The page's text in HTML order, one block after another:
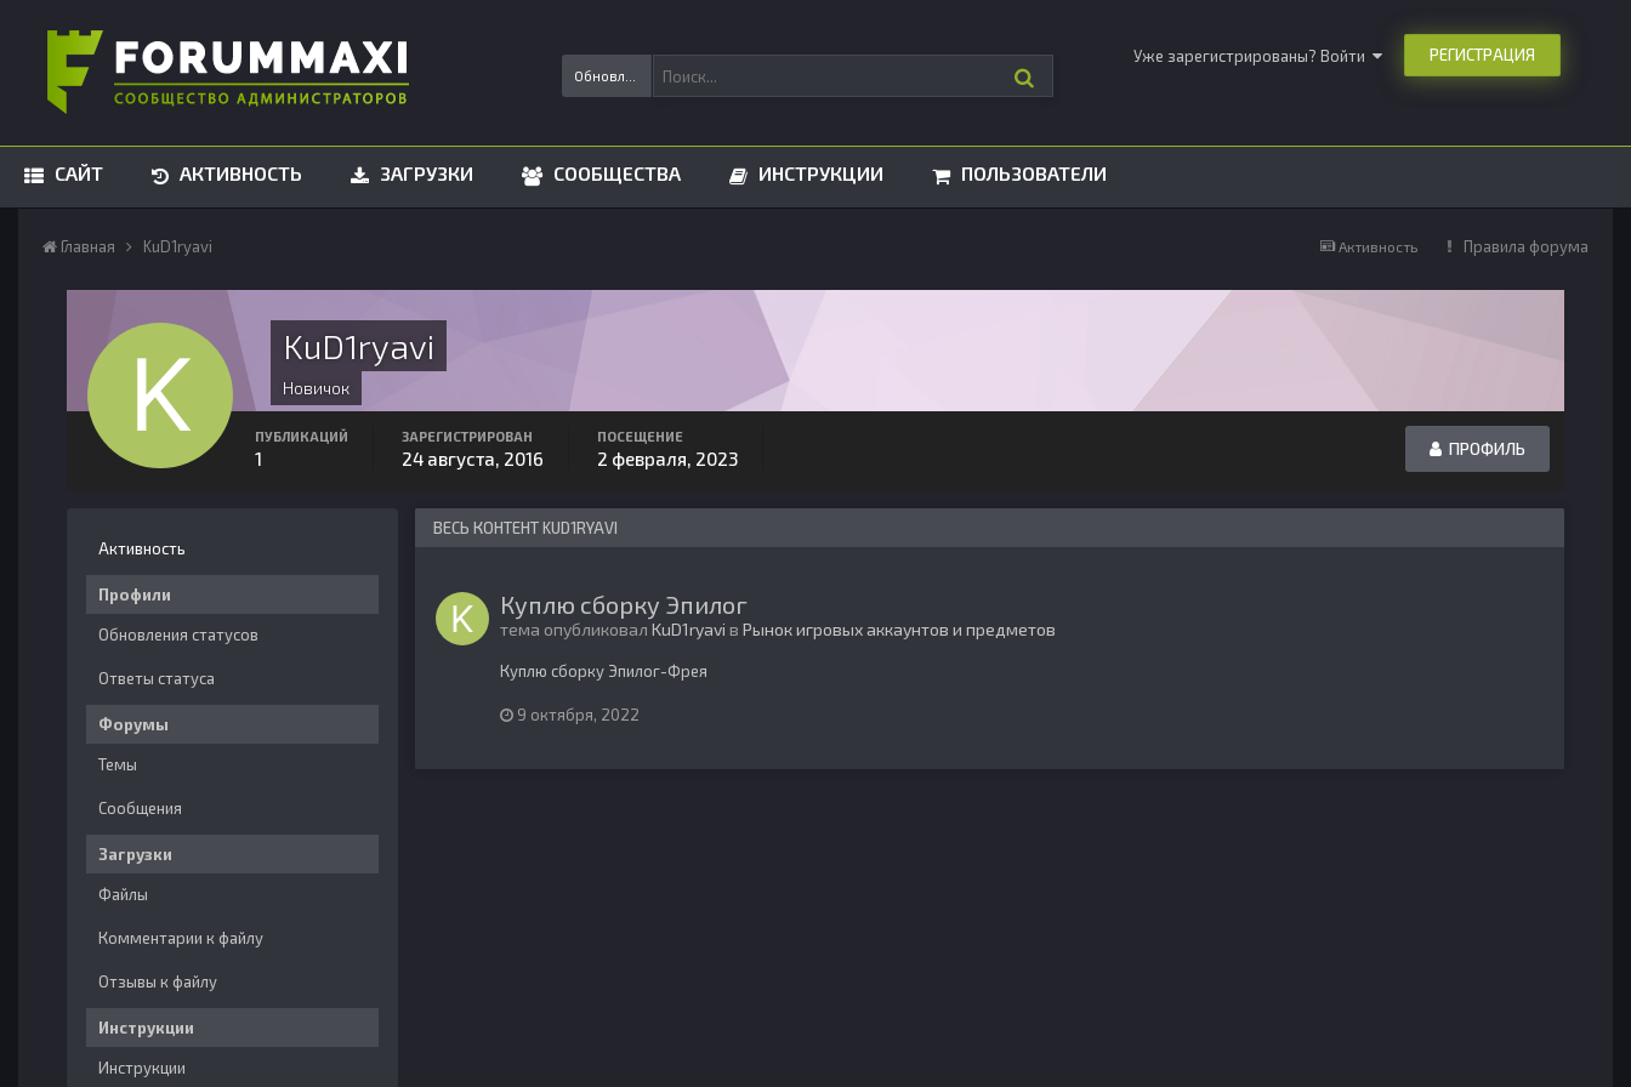
Уже зарегистрированы? Войти РЕГИСТРАЦИЯ
САЙТ АКТИВНОСТЬ ЗАГРУЗКИ СООБЩЕСТВА ИНСТРУКЦИИ ПОЛЬЗОВАТЕЛИ
Активность Правила форума
Главная KuD1ryavi
KuD1ryavi
Новичок
ПРОФИЛЬ
ПУБЛИКАЦИЙ
1
ЗАРЕГИСТРИРОВАН
24 августа, 2016
ПОСЕЩЕНИЕ
2 февраля, 2023
Активность
Профили
Обновления статусов
Ответы статуса
Форумы
Темы
Сообщения
Загрузки
Файлы
Комментарии к файлу
Отзывы к файлу
Инструкции
Инструкции
ВЕСЬ КОНТЕНТ KUD1RYAVI
Куплю сборку Эпилог
тема опубликовал KuD1ryavi в Рынок игровых аккаунтов и предметов
Куплю сборку Эпилог-Фрея
9 октября, 2022